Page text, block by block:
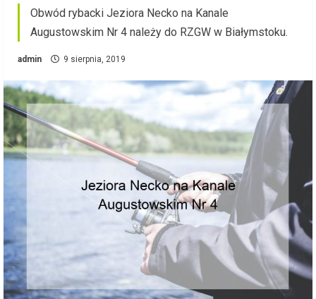
Obwód rybacki Jeziora Necko na Kanale
Augustowskim Nr 4 należy do RZGW w Białymstoku.
admin 9 sierpnia, 2019